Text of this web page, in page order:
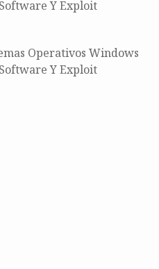
Y Exploit
Operativos Windows
Y Exploit